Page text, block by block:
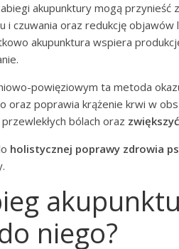
akupunktury mogą przynieść
i czuwania oraz redukcję
akupunktura wspiera
powięziowym ta metoda
oraz poprawia krążenie krwi w
bólach oraz
holistycznej poprawy zdrowia
niego?